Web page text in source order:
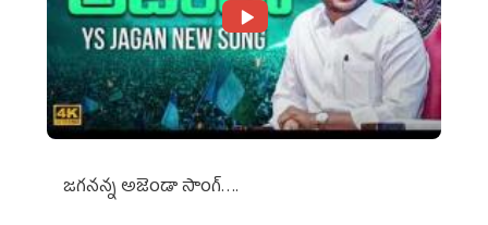
జగనన్న అజెండా సాంగ్….